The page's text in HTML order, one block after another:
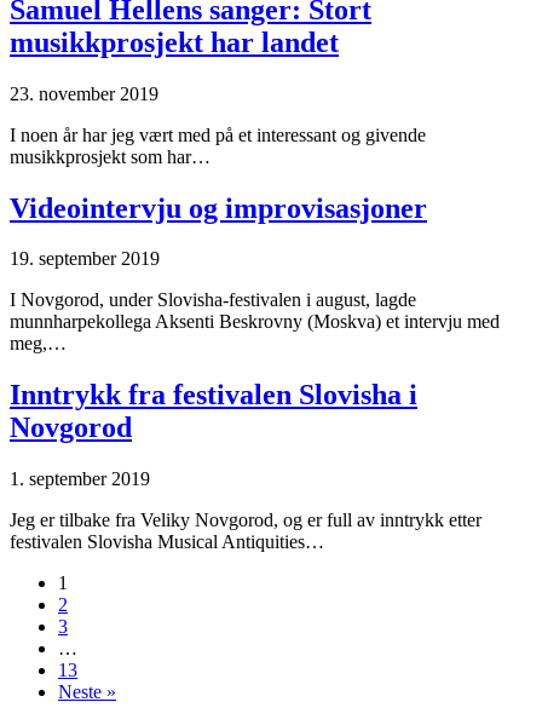
Samuel Hellens sanger: Stort
musikkprosjekt har landet
23. november 2019
I noen år har jeg vært med på et interessant og givende
musikkprosjekt som har…
Videointervju og improvisasjoner
19. september 2019
I Novgorod, under Slovisha-festivalen i august, lagde
munnharpekollega Aksenti Beskrovny (Moskva) et intervju med
meg,…
Inntrykk fra festivalen Slovisha i
Novgorod
1. september 2019
Jeg er tilbake fra Veliky Novgorod, og er full av inntrykk etter
festivalen Slovisha Musical Antiquities…
1
2
3
…
13
Neste »